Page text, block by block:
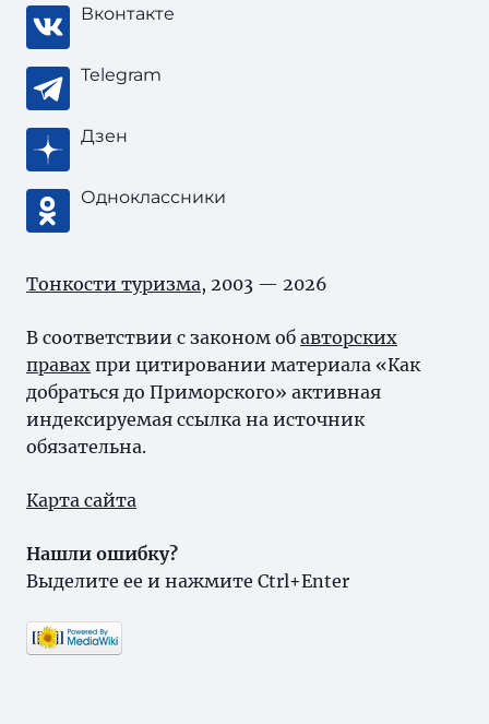
Вконтакте
Telegram
Дзен
Одноклассники
Тонкости туризма, 2003 — 2026
В соответствии с законом об авторских
правах при цитировании материала «Как
добраться до Приморского» активная
индексируемая ссылка на источник
обязательна.
Карта сайта
Нашли ошибку?
Выделите ее и нажмите Ctrl+Enter